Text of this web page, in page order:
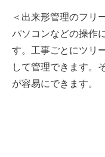
＜出来形管理のフリ
パソコンなどの操作
す。工事ごとにツリ
して管理できます。
が容易にできます。